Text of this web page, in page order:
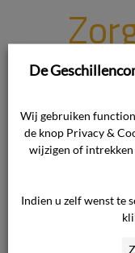
over
De
Wij gebruiken
de knop Privacy &
wijzigen of intrekken
Indien u zelf wenst te